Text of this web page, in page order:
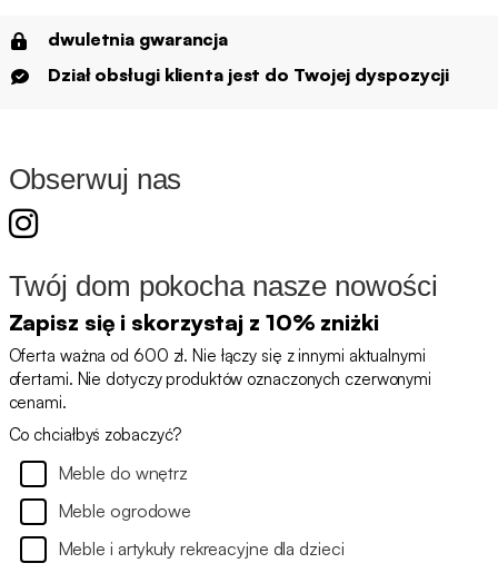
dwuletnia gwarancja
Dział obsługi klienta jest do Twojej dyspozycji
Obserwuj nas
Twój dom pokocha nasze nowości
Zapisz się i skorzystaj z 10% zniżki
Oferta ważna od 600 zł. Nie łączy się z innymi aktualnymi
ofertami. Nie dotyczy produktów oznaczonych czerwonymi
cenami.
Co chciałbyś zobaczyć?
Meble do wnętrz
Meble ogrodowe
Meble i artykuły rekreacyjne dla dzieci